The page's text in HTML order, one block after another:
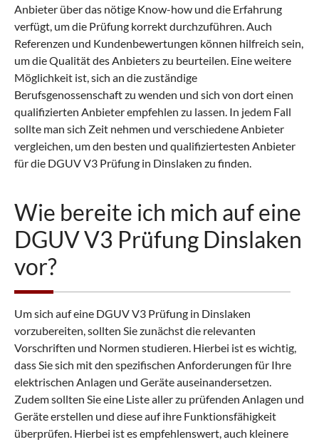
Anbieter über das nötige Know-how und die Erfahrung
verfügt, um die Prüfung korrekt durchzuführen. Auch
Referenzen und Kundenbewertungen können hilfreich sein,
um die Qualität des Anbieters zu beurteilen. Eine weitere
Möglichkeit ist, sich an die zuständige
Berufsgenossenschaft zu wenden und sich von dort einen
qualifizierten Anbieter empfehlen zu lassen. In jedem Fall
sollte man sich Zeit nehmen und verschiedene Anbieter
vergleichen, um den besten und qualifiziertesten Anbieter
für die DGUV V3 Prüfung in Dinslaken zu finden.
Wie bereite ich mich auf eine
DGUV V3 Prüfung Dinslaken
vor?
Um sich auf eine DGUV V3 Prüfung in Dinslaken
vorzubereiten, sollten Sie zunächst die relevanten
Vorschriften und Normen studieren. Hierbei ist es wichtig,
dass Sie sich mit den spezifischen Anforderungen für Ihre
elektrischen Anlagen und Geräte auseinandersetzen.
Zudem sollten Sie eine Liste aller zu prüfenden Anlagen und
Geräte erstellen und diese auf ihre Funktionsfähigkeit
überprüfen. Hierbei ist es empfehlenswert, auch kleinere